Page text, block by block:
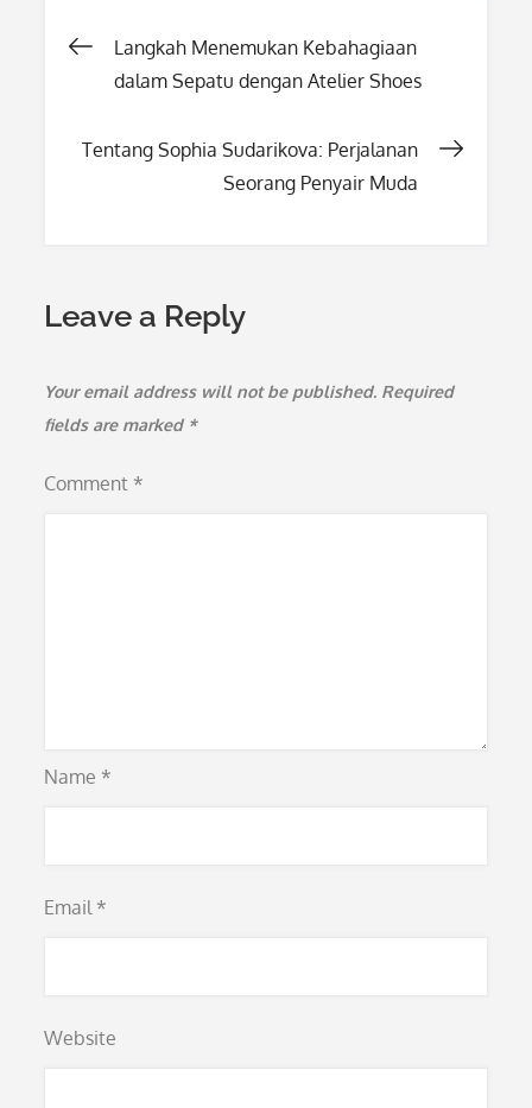
Post
Langkah Menemukan Kebahagiaan
dalam Sepatu dengan Atelier Shoes
Tentang Sophia Sudarikova: Perjalanan
Seorang Penyair Muda
Leave a Reply
Your email address will not be published. Required
fields are marked *
Comment *
Name *
Email *
Website